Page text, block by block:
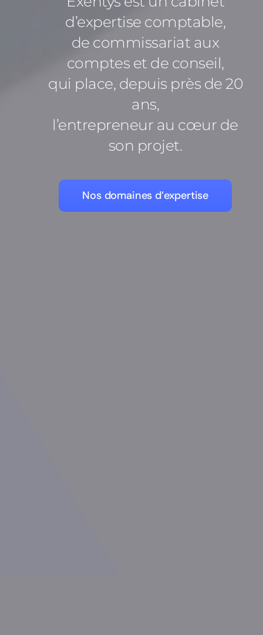
d’expertise comptable,
de commissariat aux
comptes et de conseil,
qui place, depuis près de 20
ans,
l’entrepreneur au cœur de
son projet.
Nos domaines d’expertise